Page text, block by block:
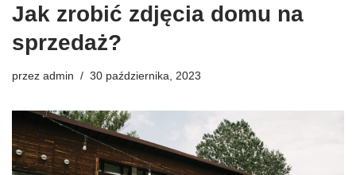
Jak zrobić zdjęcia domu na
sprzedaż?
przez admin 30 października, 2023